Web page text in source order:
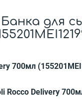
для
700мл
Rocco Delivery